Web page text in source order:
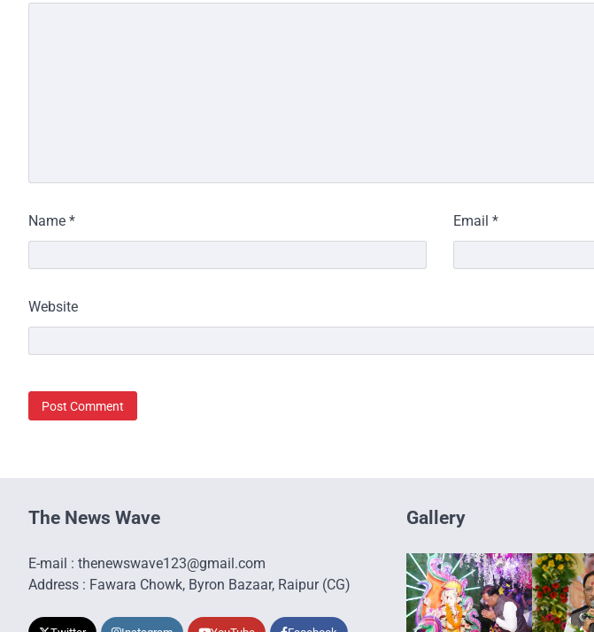
Name * Email *
Website
The News Wave
E-mail : thenewswave123@gmail.com
Address : Fawara Chowk, Byron Bazaar, Raipur (CG)
Gallery